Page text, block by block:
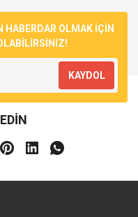
HABERDAR OLMAK İÇİN
KAYDOL